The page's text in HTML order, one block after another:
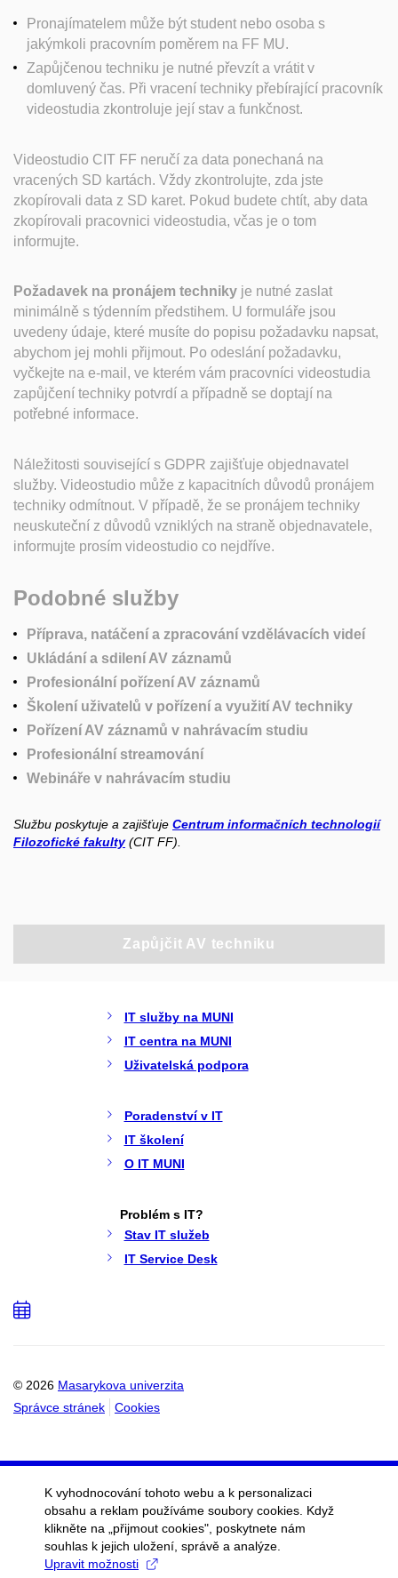
Pronajímatelem může být student nebo osoba s
jakýmkoli pracovním poměrem na FF MU.
Zapůjčenou techniku je nutné převzít a vrátit v
domluvený čas. Při vracení techniky přebírající pracovník
videostudia zkontroluje její stav a funkčnost.
Videostudio CIT FF neručí za data ponechaná na
vracených SD kartách. Vždy zkontrolujte, zda jste
zkopírovali data z SD karet. Pokud budete chtít, aby data
zkopírovali pracovnici videostudia, včas je o tom
informujte.
Požadavek na pronájem techniky je nutné zaslat
minimálně s týdenním předstihem. U formuláře jsou
uvedeny údaje, které musíte do popisu požadavku napsat,
abychom jej mohli přijmout. Po odeslání požadavku,
vyčkejte na e-mail, ve kterém vám pracovníci videostudia
zapůjčení techniky potvrdí a případně se doptají na
potřebné informace.
Náležitosti související s GDPR zajišťuje objednavatel
služby. Videostudio může z kapacitních důvodů pronájem
techniky odmítnout. V případě, že se pronájem techniky
neuskuteční z důvodů vzniklých na straně objednavatele,
informujte prosím videostudio co nejdříve.
Podobné služby
Příprava, natáčení a zpracování vzdělávacích videí
Ukládání a sdilení AV záznamů
Profesionální pořízení AV záznamů
Školení uživatelů v pořízení a využití AV techniky
Pořízení AV záznamů v nahrávacím studiu
Profesionální streamování
Webináře v nahrávacím studiu
Službu poskytuje a zajišťuje Centrum informačních technologií
Filozofické fakulty (CIT FF).
Zapůjčit AV techniku
IT služby na MUNI
IT centra na MUNI
Uživatelská podpora
Poradenství v IT
IT školení
O IT MUNI
Problém s IT?
Stav IT služeb
IT Service Desk
© 2026 Masarykova univerzita
Správce stránek
Cookies
Přidat
K vyhodnocování tohoto webu a k personalizaci
obsahu a reklam používáme soubory cookies. Když
klikněte na „přijmout cookies", poskytnete nám
souhlas k jejich uložení, správě a analýze.
Upravit možnosti